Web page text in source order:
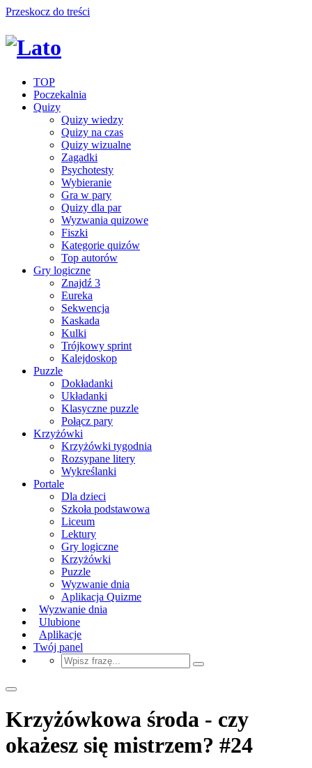
Przeskocz do treści
TOP
Poczekalnia
Quizy
Quizy wiedzy
Quizy na czas
Quizy wizualne
Zagadki
Psychotesty
Wybieranie
Gra w pary
Quizy dla par
Wyzwania quizowe
Fiszki
Kategorie quizów
Top autorów
Gry logiczne
Znajdź 3
Eureka
Sekwencja
Kaskada
Kulki
Trójkowy sprint
Kalejdoskop
Puzzle
Dokładanki
Układanki
Klasyczne puzzle
Połącz pary
Krzyżówki
Krzyżówki tygodnia
Rozsypane litery
Wykreślanki
Portale
Dla dzieci
Szkoła podstawowa
Liceum
Lektury
Gry logiczne
Krzyżówki
Puzzle
Wyzwanie dnia
Aplikacja Quizme
Wyzwanie dnia
Ulubione
Aplikacje
Twój panel
Krzyżówkowa środa - czy
okażesz się mistrzem? #24